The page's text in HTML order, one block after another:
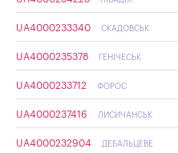
UA4000233340 СКАДОВСЬК
UA4000235378 ГЕНІЧЕСЬК
UA4000233712 ФОРОС
UA4000237416 ЛИСИЧАНСЬК
UA4000232904 ДЕБАЛЬЦЕВЕ